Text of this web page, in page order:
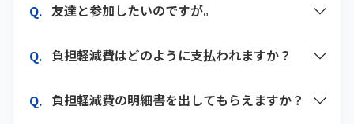
友達と参加したいのですが。
負担軽減費はどのように支払われますか？
負担軽減費の明細書を出してもらえますか？